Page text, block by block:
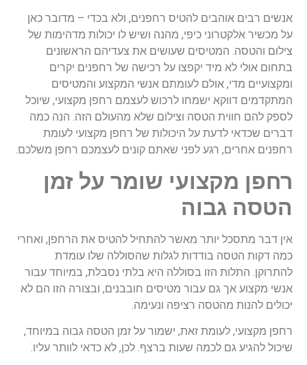
אנשים רבים אוהבים להטיס רחפנים, ולא בכדי – מדובר כאן
על מכשיר אלקטרוני כיפי, מהנה ושיש לו יכולות מדהימות של
צילום והטסה. המטיסים שעושים את צעדיהם הראשונים
בתחום אולי לא מיד יקפצו על רכישה של רחפנים יקרים
ומקצועיים מדי, אולם לעומתם אנשי המקצוע והמטיסים
המתקדמים דווקא ישמחו לרכוש לעצמם רחפן מקצועי, שיוכל
לספק להם חווית הטסה וצילום שלא מהעולם הזה. הנה כמה
דברים שכדאי לדעת על היכולות של רחפן מקצועי לעומת
רחפנים אחרים, רגע לפני שאתם קונים לעצמכם רחפן משלכם.
רחפן מקצועי שומר על זמן
הטסה גבוה
אין דבר מתסכל יותר מאשר להתחיל להטיס את הרחפן, ואחרי
כמה דקות הטסה בודדות לגלות שהסוללה שלו עומדת
להתרוקן. התלות הזו בסוללה היא בלתי נסבלת, במיוחד עבור
אנשי מקצוע אך גם עבור מטיסים חובבנים, ובצורה הזו הם לא
יכולים להנות מהטסה רציפה ונעימה.
רחפן מקצועי, לעומת זאת, ישמור על זמן הטסה גבוה במיוחד,
שיכול להגיע גם לכמה שעות ברצף. לכן, לא כדאי לוותר עליו.